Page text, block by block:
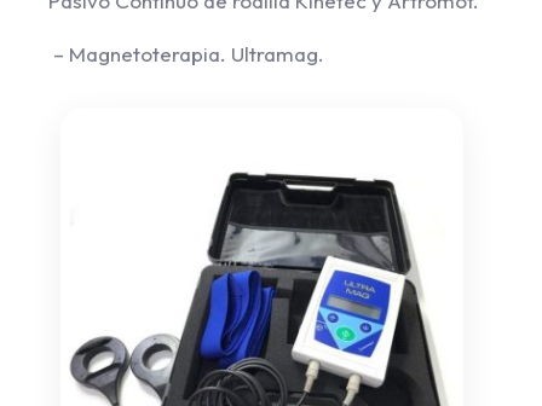
– Magnetoterapia. Ultramag.